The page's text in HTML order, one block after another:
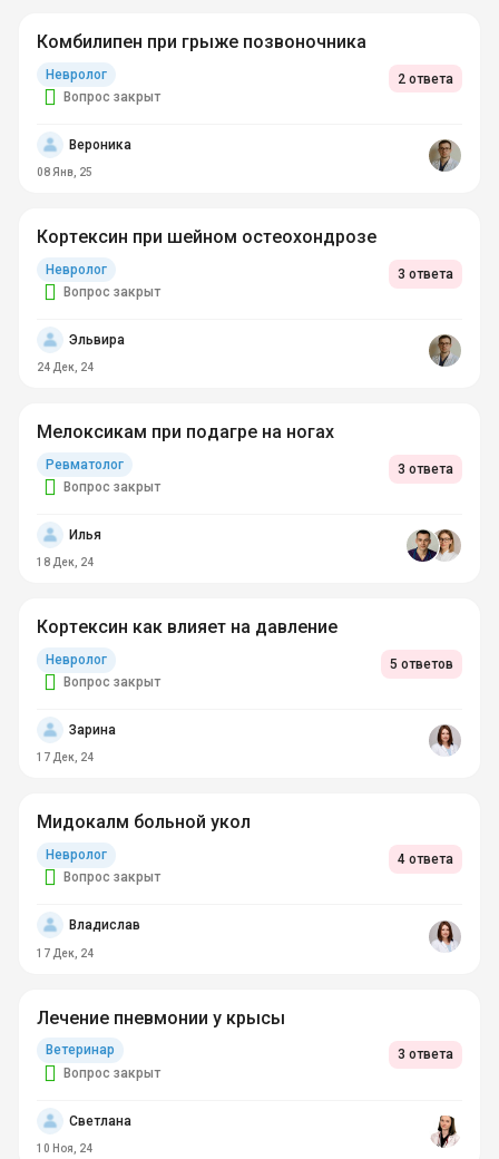
Комбилипен при грыже позвоночника
Невролог
Вопрос закрыт
2 ответа
Вероника
08 Янв, 25
Кортексин при шейном остеохондрозе
Невролог
Вопрос закрыт
3 ответа
Эльвира
24 Дек, 24
Мелоксикам при подагре на ногах
Ревматолог
Вопрос закрыт
3 ответа
Илья
18 Дек, 24
Кортексин как влияет на давление
Невролог
Вопрос закрыт
5 ответов
Зарина
17 Дек, 24
Мидокалм больной укол
Невролог
Вопрос закрыт
4 ответа
Владислав
17 Дек, 24
Лечение пневмонии у крысы
Ветеринар
Вопрос закрыт
3 ответа
Светлана
10 Ноя, 24